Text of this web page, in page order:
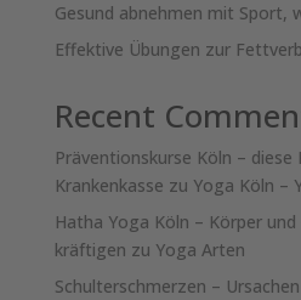
Gesund abnehmen mit Sport,
Effektive Übungen zur
Recent
Präventionskurse Köln – diese
Krankenkasse zu Yoga Köln –
Hatha Yoga Köln – Körper
kräftigen zu Yoga Arten
Schulterschmerzen –